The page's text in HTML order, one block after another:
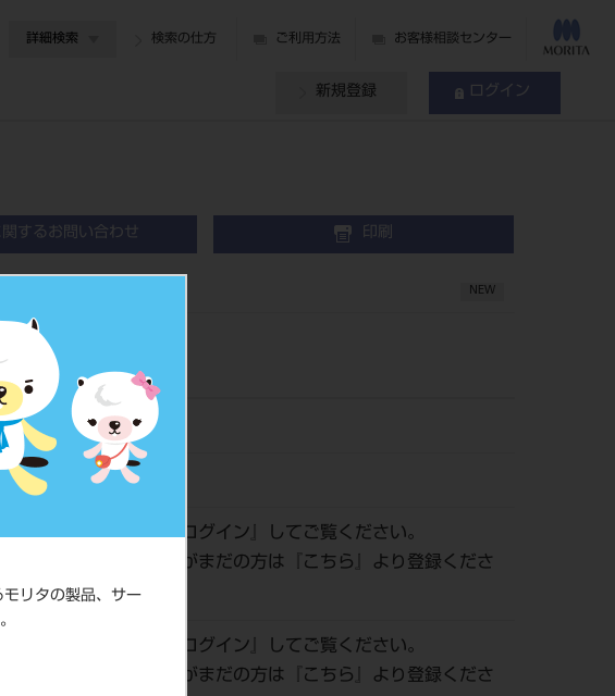
リタの製品、サー
詳細検索 検索の仕方 ご利用方法 お客様相談センター
新規登録 ログイン
するお問い合わせ 印刷
NEW
歯磨剤
205060823
4903301374411
価格の確認は『ログイン 』してご覧ください。
ネット会員登録がまだの方は『
こちら
』より登録くださ
い。
ログイン 』してご覧ください。
ネット会員登録がまだの方は『
こちら
』より登録くださ